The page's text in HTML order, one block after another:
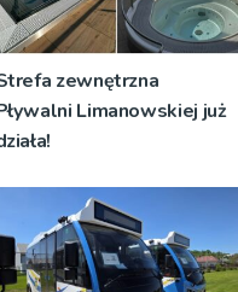
zewnętrzna
Limanowskiej już